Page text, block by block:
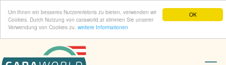
OK
Um Ihnen ein besseres Nutzererlebnis zu bieten, verwenden wir
Cookies. Durch Nutzung von caraworld.at stimmen Sie unserer
Verwendung von Cookies zu. weitere Informationen